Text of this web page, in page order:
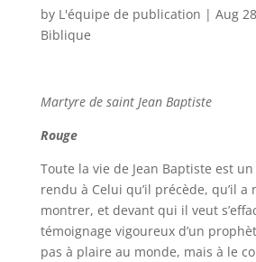
by L'équipe de publication | Aug
Biblique
Martyre de saint Jean Baptiste
Rouge
Toute la vie de Jean Baptiste est
rendu à Celui qu’il précède, qu’il a
montrer, et devant qui il veut
témoignage vigoureux d’un
pas à plaire au monde, mais à le